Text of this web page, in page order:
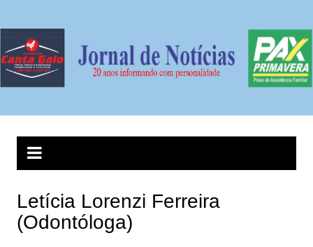
conteúdo
Letícia Lorenzi Ferreira
(Odontóloga)